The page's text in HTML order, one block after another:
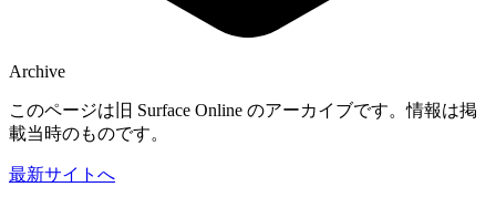
Archive
このページは旧 Surface Online のアーカイブです。情報は掲
載当時のものです。
最新サイトへ